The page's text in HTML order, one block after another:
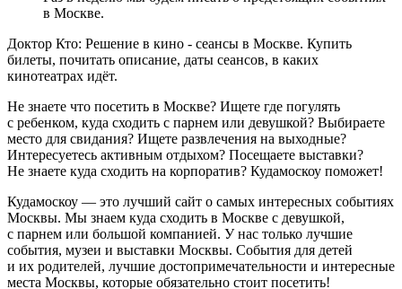
в Москве.
Доктор Кто: Решение в кино - сеансы в Москве. Купить
билеты, почитать описание, даты сеансов, в каких
кинотеатрах идёт.
Не знаете что посетить в Москве? Ищете где погулять
с ребенком, куда сходить с парнем или девушкой? Выбираете
место для свидания? Ищете развлечения на выходные?
Интересуетесь активным отдыхом? Посещаете выставки?
Не знаете куда сходить на корпоратив? Кудамоскоу поможет!
Кудамоскоу — это лучший сайт о самых интересных событиях
Москвы. Мы знаем куда сходить в Москве с девушкой,
с парнем или большой компанией. У нас только лучшие
события, музеи и выставки Москвы. События для детей
и их родителей, лучшие достопримечательности и интересные
места Москвы, которые обязательно стоит посетить!